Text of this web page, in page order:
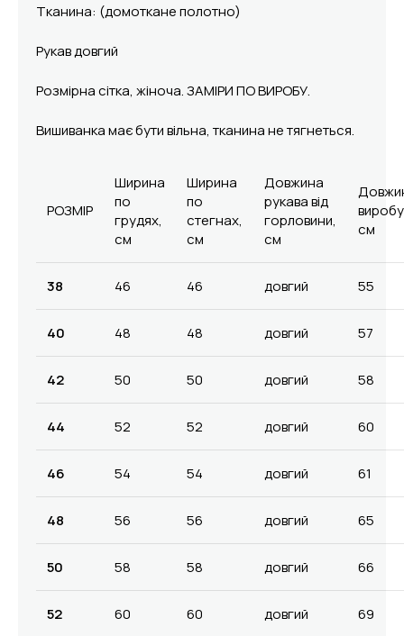
Тканина: (домоткане полотно)
Рукав довгий
Розмірна сітка, жіноча. ЗАМІРИ ПО ВИРОБУ.
Вишиванка має бути вільна, тканина не тягнеться.
РОЗМІР
Ширина
по
грудях,
см
Ширина
по
стегнах,
см
Довжина
рукава від
горловини,
см
см
38 46 46 довгий 55
40 48 48 довгий 57
42 50 50 довгий 58
44 52 52 довгий 60
46 54 54 довгий 61
48 56 56 довгий 65
50 58 58 довгий 66
52 60 60 довгий 69